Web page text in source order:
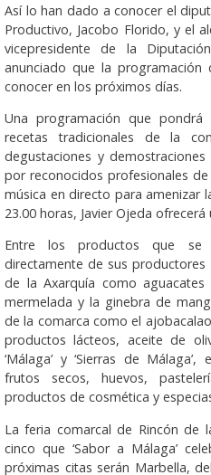
Así lo han dado a conocer el
Productivo, Jacobo Florido, y el
vicepresidente de la
anunciado que la
conocer en los próximos días.
Una programación que
recetas tradicionales de la
degustaciones y
por reconocidos profesionales
música en directo para amenizar
23.00 horas, Javier Ojeda ofrecerá
Entre los productos que se
directamente de sus
de la Axarquía como
mermelada y la ginebra de
de la comarca como el
productos lácteos, aceite de
‘Málaga’ y ‘Sierras de
frutos secos, huevos,
productos de cosmética y
La feria comarcal de Rincón de
cinco que ‘Sabor a Málaga’
próximas citas serán Marbella,